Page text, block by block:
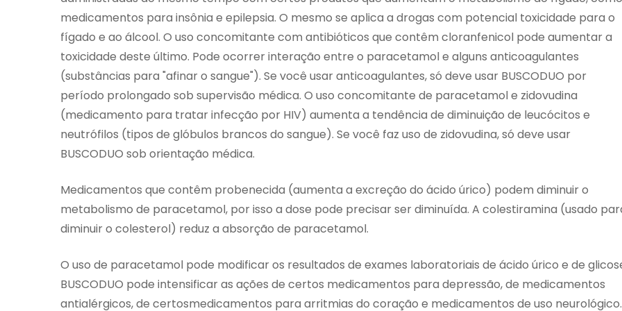
medicamentos para insônia e epilepsia. O mesmo se aplica a drogas com potencial toxicidade para o
fígado e ao álcool. O uso concomitante com antibióticos que contêm cloranfenicol pode aumentar a
toxicidade deste último. Pode ocorrer interação entre o paracetamol e alguns anticoagulantes
(substâncias para "afinar o sangue"). Se você usar anticoagulantes, só deve usar BUSCODUO por
período prolongado sob supervisão médica. O uso concomitante de paracetamol e zidovudina
(medicamento para tratar infecção por HIV) aumenta a tendência de diminuição de leucócitos e
neutrófilos (tipos de glóbulos brancos do sangue). Se você faz uso de zidovudina, só deve usar
BUSCODUO sob orientação médica.
Medicamentos que contêm probenecida (aumenta a excreção do ácido úrico) podem diminuir o
metabolismo de paracetamol, por isso a dose pode precisar ser diminuída. A colestiramina (usado
diminuir o colesterol) reduz a absorção de paracetamol.
O uso de paracetamol pode modificar os resultados de exames laboratoriais de ácido úrico e de
BUSCODUO pode intensificar as ações de certos medicamentos para depressão, de medicamentos
antialérgicos, de certosmedicamentos para arritmias do coração e medicamentos de uso neurológico.